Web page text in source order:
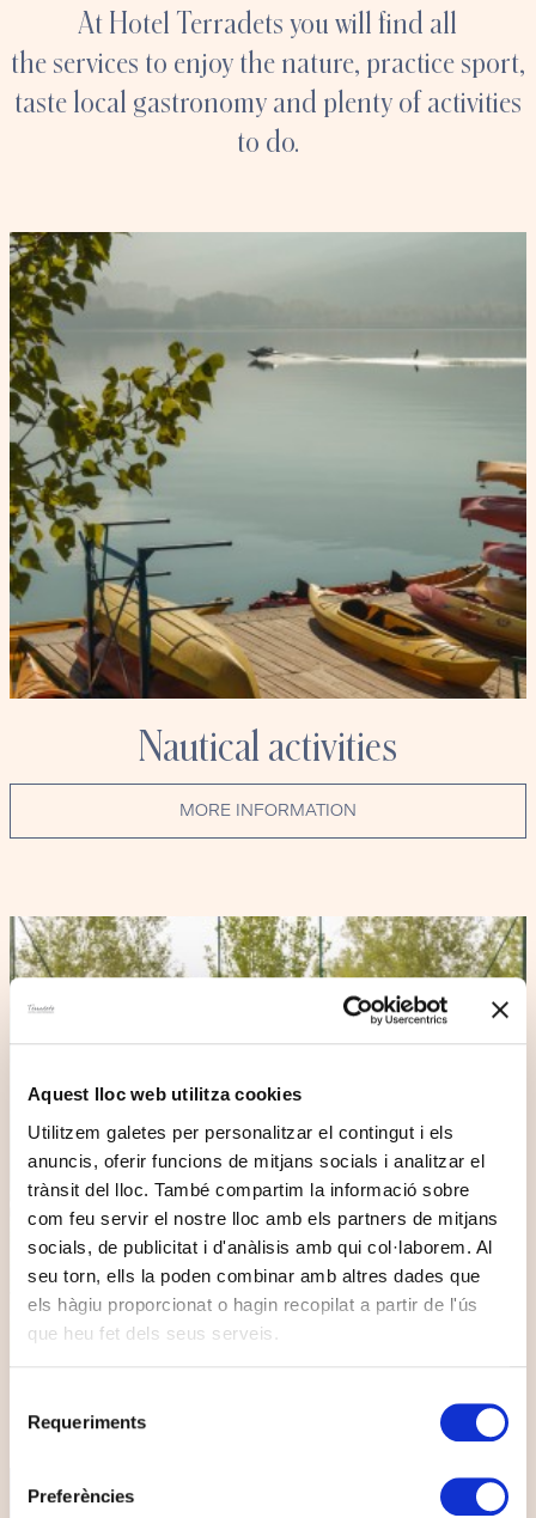
Aquest lloc web utilitza cookies
Utilitzem galetes per personalitzar el contingut i els
anuncis, oferir funcions de mitjans socials i analitzar el
trànsit del lloc. També compartim la informació sobre
com feu servir el nostre lloc amb els partners de mitjans
socials, de publicitat i d'anàlisis amb qui col·laborem. Al
seu torn, ells la poden combinar amb altres dades que
els hàgiu proporcionat o hagin recopilat a partir de l'ús
que heu fet dels seus serveis.
Requeriments
Preferències
At Hotel Terradets you will find all
the services to enjoy the nature, practice sport,
taste local gastronomy and plenty of activities
to do.
Nautical activities
MORE INFORMATION